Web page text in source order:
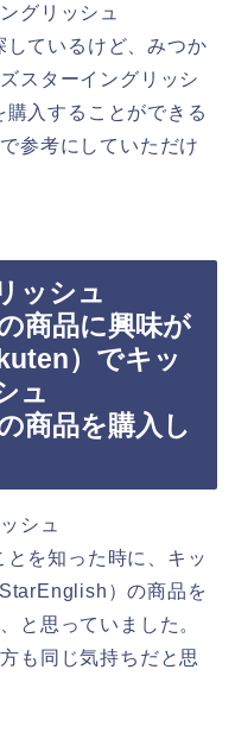
グリッシュ
ているけど、みつか
スターイングリッシ
入することができる
参考にしていただけ
ッシュ
商品に興味が
）でキッ
ュ
商品を購入し
シュ
を知った時に、キッ
）の商品を
と思っていました。
も同じ気持ちだと思